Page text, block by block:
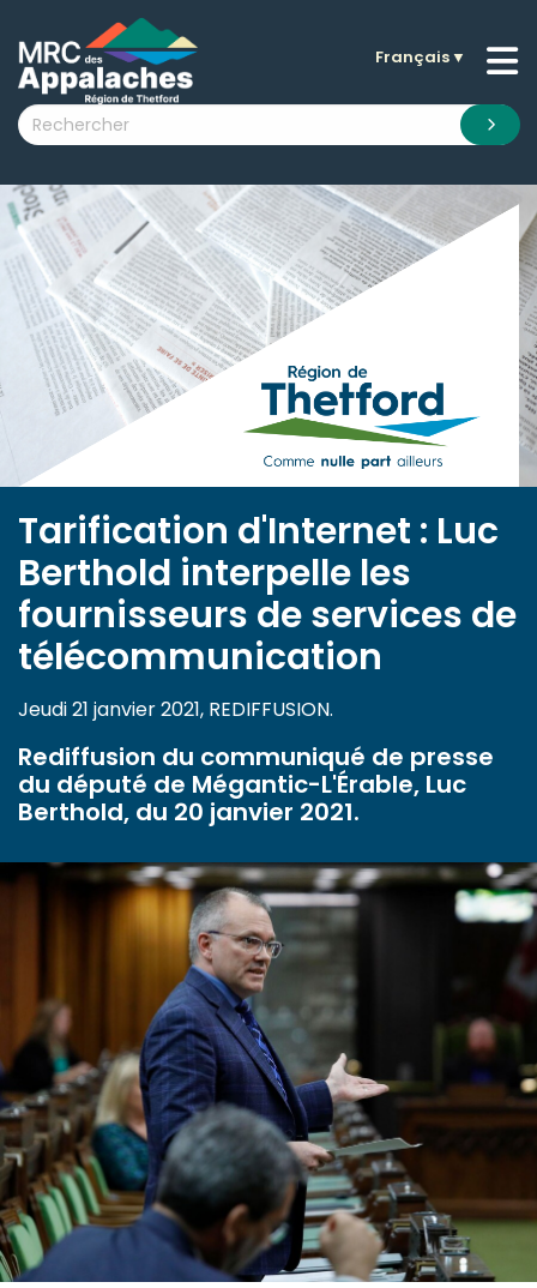
submenu (La MRC )
submenu (Citoyens )
submenu (Visiteurs )
submenu (Nouvelles )
submenu (Documentation )
Français▼
Tarification d'Internet : Luc
Berthold interpelle les
fournisseurs de services de
télécommunication
Jeudi 21 janvier 2021, REDIFFUSION.
Rediffusion du communiqué de presse
du député de Mégantic-L'Érable, Luc
Berthold, du 20 janvier 2021.